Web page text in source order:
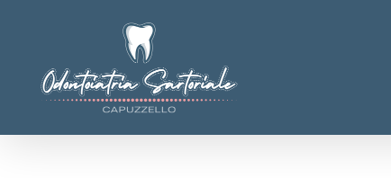
contenuto